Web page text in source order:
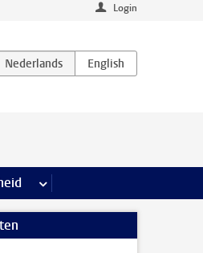
Login
& Marketing pagina’s
meer Veiligheid pagina’s